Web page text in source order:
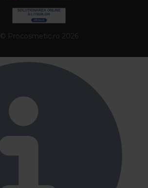
© Procosmetic.ro 2026